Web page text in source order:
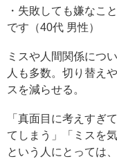
・失敗しても嫌なこ
です（40代 男性）
ミスや人間関係につ
人も多数。切り替え
スを減らせる。
「真面目に考えすぎ
てしまう」「ミスを
という人にとっては